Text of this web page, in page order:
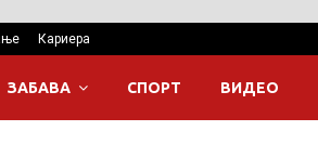
Кариера
ЗАБАВА СПОРТ ВИДЕО